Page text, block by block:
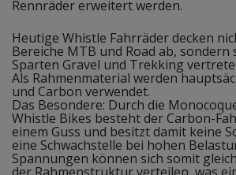
Rennräder erweitert werden.
Heutige Whistle Fahrräder decken
Bereiche MTB und Road ab, sondern
Sparten Gravel und Trekking
Als Rahmenmaterial werden
und Carbon verwendet.
Das Besondere: Durch die
Whistle Bikes besteht der Carbon-
einem Guss und besitzt damit keine
eine Schwachstelle bei hohen
Spannungen können sich somit